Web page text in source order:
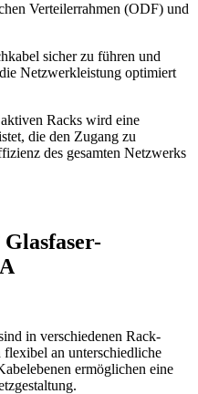
Verteilerrahmen (ODF) und
sicher zu führen und
Netzwerkleistung optimiert
Racks wird eine
die den Zugang zu
des gesamten Netzwerks
in verschiedenen Rack-
flexibel an unterschiedliche
ermöglichen eine